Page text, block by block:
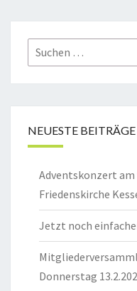
Suchen
nach:
NEUESTE BEITRÄGE
Adventskonzert am
Friedenskirche
Jetzt noch
Donnerstag